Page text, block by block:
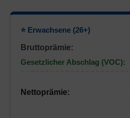
⭐ Erwachsene (26+)
Bruttoprämie:
Gesetzlicher Abschlag (VOC):
Nettoprämie: